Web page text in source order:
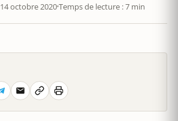
14 octobre 2020Temps de lecture : 7 min